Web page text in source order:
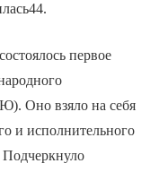
первое
Оно взяло на себя
и исполнительного
Подчеркнуло